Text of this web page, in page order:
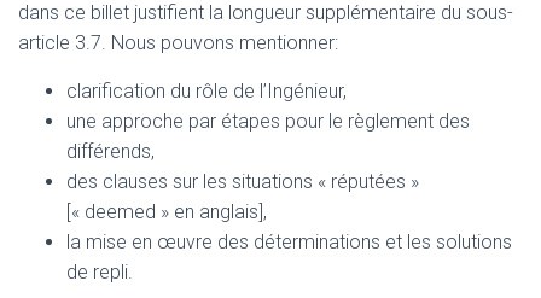
dans ce billet justifient la longueur supplémentaire du sous-
article 3.7. Nous pouvons mentionner:
clarification du rôle de l’Ingénieur,
une approche par étapes pour le règlement des
différends,
des clauses sur les situations « réputées »
[« deemed » en anglais],
la mise en œuvre des déterminations et les solutions
de repli.